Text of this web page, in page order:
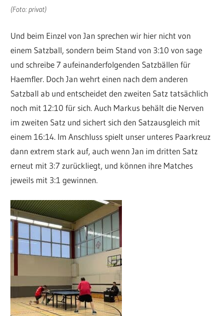
(Foto: privat)
Und beim Einzel von Jan sprechen wir hier nicht von
einem Satzball, sondern beim Stand von 3:10 von sage
und schreibe 7 aufeinanderfolgenden Satzbällen für
Haemfler. Doch Jan wehrt einen nach dem anderen
Satzball ab und entscheidet den zweiten Satz tatsächlich
noch mit 12:10 für sich. Auch Markus behält die Nerven
im zweiten Satz und sichert sich den Satzausgleich mit
einem 16:14. Im Anschluss spielt unser unteres Paarkreuz
dann extrem stark auf, auch wenn Jan im dritten Satz
erneut mit 3:7 zurückliegt, und können ihre Matches
jeweils mit 3:1 gewinnen.